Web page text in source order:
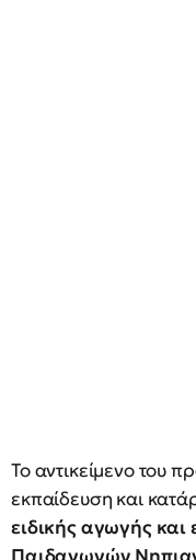
Το αντικείμενο του
εκπαίδευση και
ειδικής αγωγής και